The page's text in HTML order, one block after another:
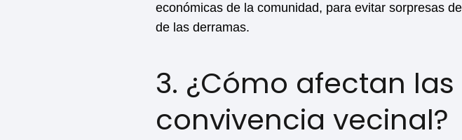
económicas de la comunidad, para evitar sorpresas
de las derramas.
3. ¿Cómo afectan
convivencia vecinal?